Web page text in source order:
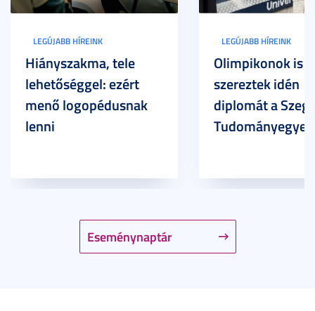
Eseménynaptár
LEGÚJABB HÍREINK
Hiányszakma, tele
lehetőséggel: ezért
menő logopédusnak
lenni
LEGÚJABB HÍREINK
Olimpikonok is
szereztek idén
diplomát a